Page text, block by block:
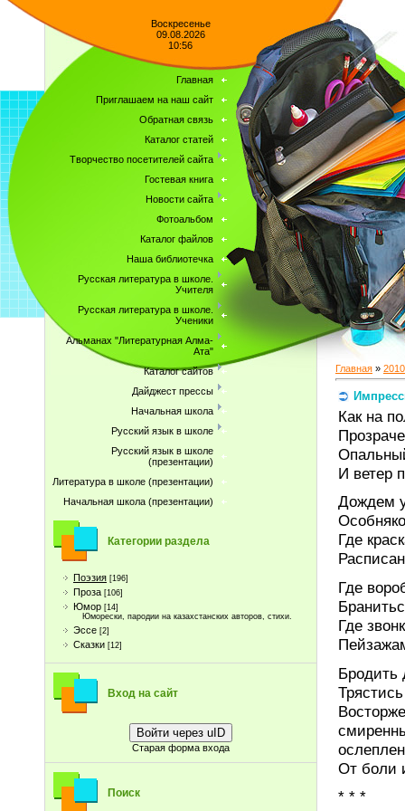
Воскресенье
09.08.2026
10:56
Главная
Приглашаем на наш сайт
Обратная связь
Каталог статей
Творчество посетителей сайта
Гостевая книга
Новости сайта
Фотоальбом
Каталог файлов
Наша библиотечка
Русская литература в школе.
Учителя
Русская литература в школе.
Ученики
Альманах "Литературная Алма-
Ата"
Каталог сайтов
Дайджест прессы
Начальная школа
Русский язык в школе
Русский язык в школе
(презентации)
Литература в школе (презентации)
Начальная школа (презентации)
Категории раздела
Поэзия [196]
Проза [106]
Юмор [14]
Юморески, пародии на казахстанских авторов, стихи.
Эссе [2]
Сказки [12]
Вход на сайт
Войти через uID
Старая форма входа
Поиск
Главная » 2010
Как на
И ветер
Дождем
Где
Где
Где
Бродить
От боли
* * *